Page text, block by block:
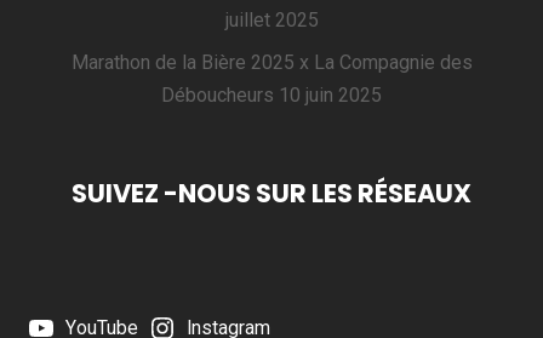
juillet 2025
Marathon de la Bière 2025 x La Compagnie des
Déboucheurs 10 juin 2025
SUIVEZ -NOUS SUR LES RÉSEAUX
YouTube Instagram